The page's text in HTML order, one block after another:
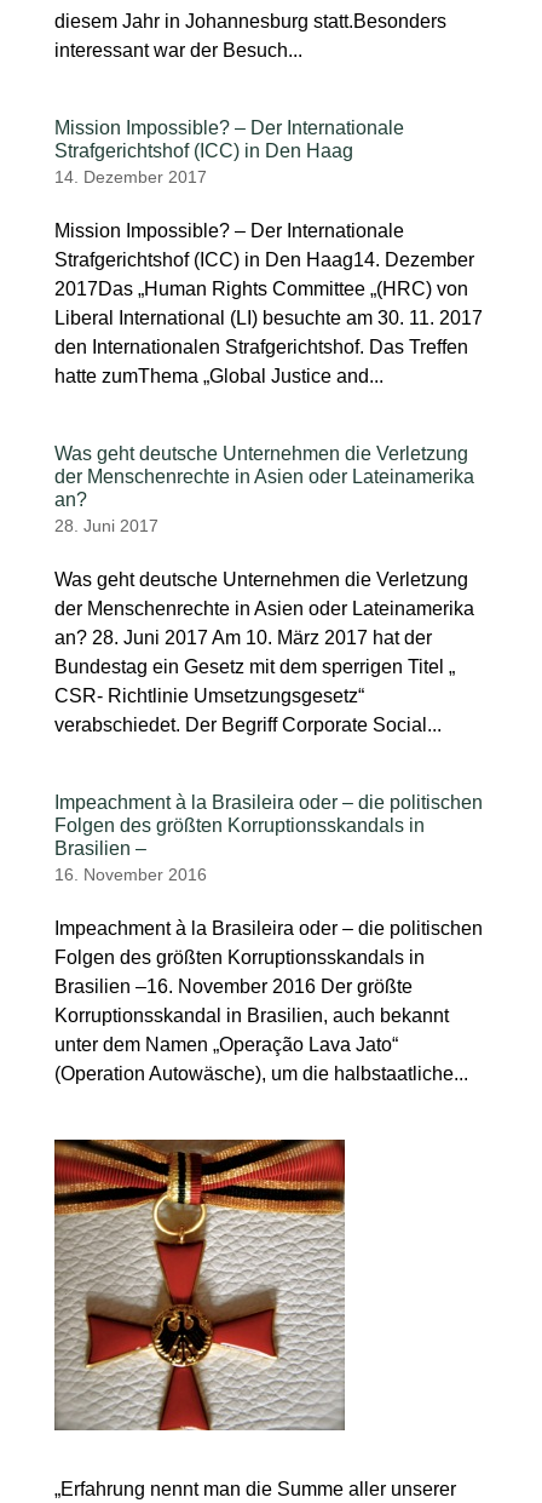
diesem Jahr in Johannesburg statt.Besonders
interessant war der Besuch...
Mission Impossible? – Der Internationale
Strafgerichtshof (ICC) in Den Haag
14. Dezember 2017
Mission Impossible? – Der Internationale
Strafgerichtshof (ICC) in Den Haag14. Dezember
2017Das „Human Rights Committee „(HRC) von
Liberal International (LI) besuchte am 30. 11. 2017
den Internationalen Strafgerichtshof. Das Treffen
hatte zumThema „Global Justice and...
Was geht deutsche Unternehmen die Verletzung
der Menschenrechte in Asien oder Lateinamerika
an?
28. Juni 2017
Was geht deutsche Unternehmen die Verletzung
der Menschenrechte in Asien oder Lateinamerika
an? 28. Juni 2017 Am 10. März 2017 hat der
Bundestag ein Gesetz mit dem sperrigen Titel „
CSR- Richtlinie Umsetzungsgesetz“
verabschiedet. Der Begriff Corporate Social...
Impeachment à la Brasileira oder – die politischen
Folgen des größten Korruptionsskandals in
Brasilien –
16. November 2016
Impeachment à la Brasileira oder – die politischen
Folgen des größten Korruptionsskandals in
Brasilien –16. November 2016 Der größte
Korruptionsskandal in Brasilien, auch bekannt
unter dem Namen „Operação Lava Jato“
(Operation Autowäsche), um die halbstaatliche...
„Erfahrung nennt man die Summe aller unserer